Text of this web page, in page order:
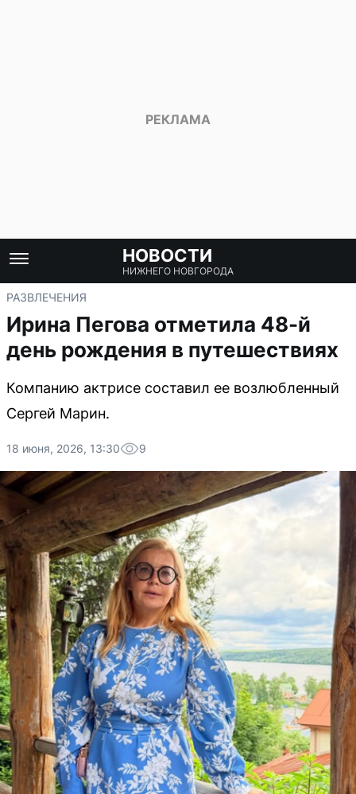
НОВОСТИ
НИЖНЕГО НОВГОРОДА
РАЗВЛЕЧЕНИЯ
Ирина Пегова отметила 48-й
день рождения в путешествиях
Компанию актрисе составил ее возлюбленный
Сергей Марин.
18 июня, 2026, 13:30 9